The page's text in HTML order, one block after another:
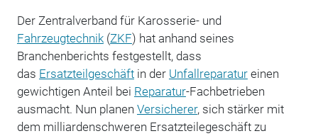
Der Zentralverband für Karosserie- und
Fahrzeugtechnik(ZKF) hat anhand seines
Branchenberichts festgestellt, dass
das Ersatzteilgeschäftin der Unfallreparatureinen
gewichtigen Anteil bei Reparatur-Fachbetrieben
ausmacht. Nun planen Versicherer, sich stärker mit
dem milliardenschweren Ersatzteilegeschäft zu